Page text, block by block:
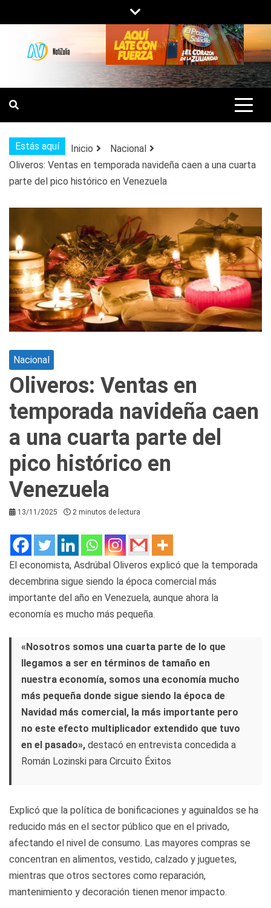
al
contenido
NOTIZULIA
NOTICIAS DEL ZULIA, VENEZUELA Y
DE INTERÉS GENERAL.
Estás aquí Inicio
Nacional
Oliveros: Ventas en temporada navideña caen a una cuarta
parte del pico histórico en Venezuela
Nacional
Oliveros: Ventas en
temporada navideña caen
a una cuarta parte del
pico histórico en
Venezuela
13/11/2025 2 minutos de lectura
El economista, Asdrúbal Oliveros explicó que la temporada
decembrina sigue siendo la época comercial más
importante del año en Venezuela, aunque ahora la
economía es mucho más pequeña.
«Nosotros somos una cuarta parte de lo que
llegamos a ser en términos de tamaño en
nuestra economía, somos una economía mucho
más pequeña donde sigue siendo la época de
Navidad más comercial, la más importante pero
no este efecto multiplicador extendido que tuvo
en el pasado», destacó en entrevista concedida a
Román Lozinski para Circuito Éxitos
Explicó que la política de bonificaciones y aguinaldos se ha
reducido más en el sector público que en el privado,
afectando el nivel de consumo. Las mayores compras se
concentran en alimentos, vestido, calzado y juguetes,
mientras que otros sectores como reparación,
mantenimiento y decoración tienen menor impacto.